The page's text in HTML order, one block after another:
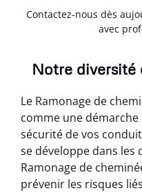
Contactez-nous dès
avec
Notre diversité
Le Ramonage de
comme une
sécurité de vos
se développe dans les
Ramonage de
prévenir les risques